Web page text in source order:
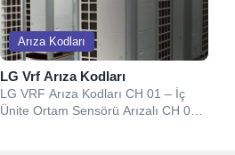
Arıza Kodları
LG Vrf Arıza Kodları
LG VRF Arıza Kodları CH 01 – İç
Ünite Ortam Sensörü Arızalı CH 02 –